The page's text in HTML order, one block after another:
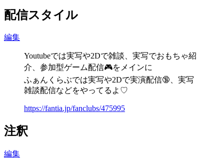
配信スタイル
編集
Youtubeでは実写や2Dで雑談、実写でおもちゃ紹
介、参加型ゲーム配信🎮をメインに
ふぁんくらぶでは実写や2Dで実演配信🔞、実写
雑談配信などをやってるよ♡
https://fantia.jp/fanclubs/475995
注釈
編集